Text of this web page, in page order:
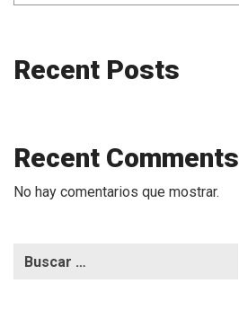
Recent Posts
Recent Comments
No hay comentarios que mostrar.